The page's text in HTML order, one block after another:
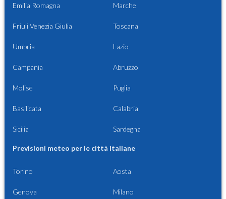
Emilia Romagna Marche
Friuli Venezia Giulia Toscana
Umbria Lazio
Campania Abruzzo
Molise Puglia
Basilicata Calabria
Sicilia Sardegna
Previsioni meteo per le città italiane
Torino Aosta
Genova Milano